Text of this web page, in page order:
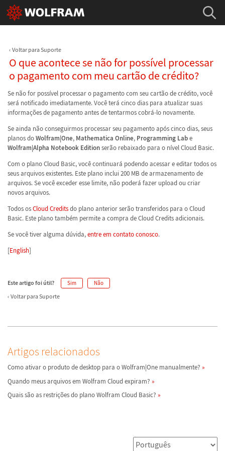
Voltar para Suporte
O que acontece se não for possível processar
o pagamento com meu cartão de crédito?
Se não for possível processar o pagamento com seu cartão de crédito, você
será notificado imediatamente. Você terá cinco dias para atualizar suas
informações de pagamento antes de tentarmos cobrá-lo novamente.
Se ainda não conseguirmos processar seu pagamento após cinco dias, seus
planos doWolfram|One, Mathematica Online, Programming Labe
Wolfram|Alpha Notebook Editionserão rebaixado para o nível Cloud Basic.
Com o plano Cloud Basic, você continuará podendo acessar e editar todos os
seus arquivos existentes. Este plano inclui 200 MB de armazenamento de
arquivos. Se você exceder esse limite, não poderá fazer upload ou criar
novos arquivos.
Todos osCloud Creditsdo plano anterior serão transferidos para o Cloud
Basic. Este plano também permite a compra de Cloud Credits adicionais.
Se você tiver alguma dúvida,entre em contato conosco.
[English]
Este artigo foi útil? Sim Não
Voltar para Suporte
Artigos relacionados
Como ativar o produto de desktop para o Wolfram|One manualmente?
Quando meus arquivos em Wolfram Cloud expiram?
Quais são as restrições do plano Wolfram Cloud Basic?